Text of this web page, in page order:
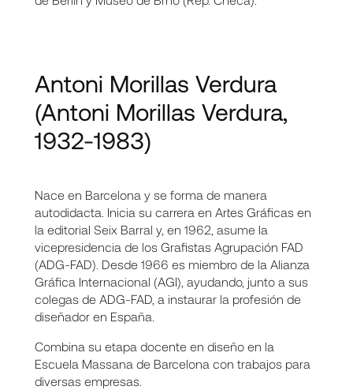
Antoni Morillas Verdura
(Antoni Morillas Verdura,
1932-1983)
Nace en Barcelona y se forma de manera
autodidacta. Inicia su carrera en Artes Gráficas en
la editorial Seix Barral y, en 1962, asume la
vicepresidencia de los Grafistas Agrupación FAD
(ADG-FAD). Desde 1966 es miembro de la Alianza
Gráfica Internacional (AGI), ayudando, junto a sus
colegas de ADG-FAD, a instaurar la profesión de
diseñador en España.
Combina su etapa docente en diseño en la
Escuela Massana de Barcelona con trabajos para
diversas empresas.